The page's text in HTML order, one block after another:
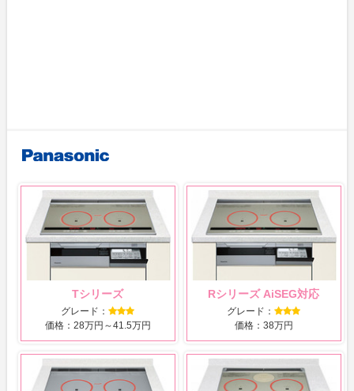
Tシリーズ
グレード：
価格：28万円～41.5万円
Rシリーズ AiSEG対応
グレード：
価格：38万円